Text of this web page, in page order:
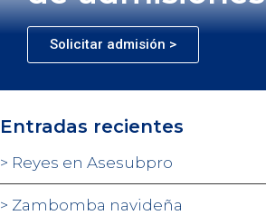
Solicitar admisión >
Entradas recientes
Reyes en Asesubpro
Zambomba navideña